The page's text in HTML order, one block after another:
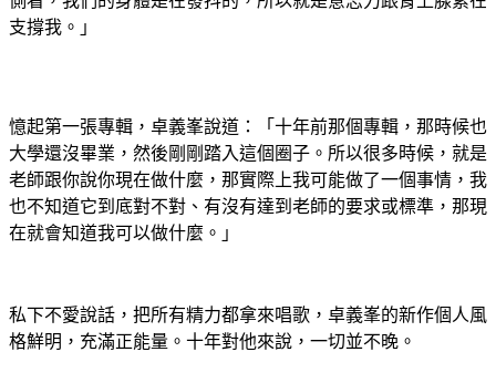
支撐我。」
憶起第一張專輯，卓義峯說道：「十年前那個專輯，那時候也
大學還沒畢業，然後剛剛踏入這個圈子。所以很多時候，就是
老師跟你說你現在做什麼，那實際上我可能做了一個事情，我
也不知道它到底對不對、有沒有達到老師的要求或標準，那現
在就會知道我可以做什麼。」
私下不愛說話，把所有精力都拿來唱歌，卓義峯的新作個人風
格鮮明，充滿正能量。十年對他來說，一切並不晚。